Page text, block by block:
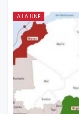
A LA UNE